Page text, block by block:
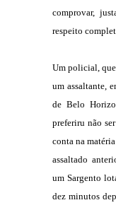
comprovar,
respeito
Um policial,
um assaltante,
de Belo
preferiru não
conta na
assaltado
um Sargento
dez minutos